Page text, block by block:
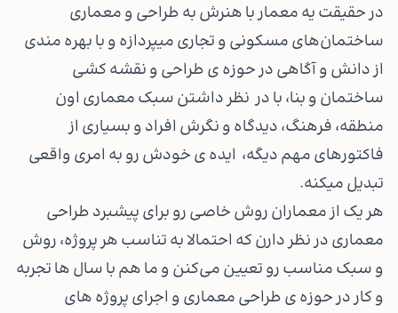
در حقیقت یه معمار با هنرش به طراحی و معماری
ساختمان‌های مسکونی و تجاری میپردازه و با بهره مندی
از دانش و آگاهی در حوزه ی طراحی و نقشه کشی
ساختمان و بنا، با در نظر داشتن سبک معماری اون
منطقه، فرهنگ، دیدگاه و نگرش افراد و بسیاری از
فاکتورهای مهم دیگه، ایده ی خودش رو به امری واقعی
تبدیل میکنه.
هر یک از معماران روش خاصی رو برای پیشبرد طراحی
معماری در نظر دارن که احتمالا به تناسب هر پروژه، روش
و سبک مناسب رو تعیین می‌کنن و ما هم با سال ها تجربه
و کار در حوزه ی طراحی معماری و اجرای پروژه های